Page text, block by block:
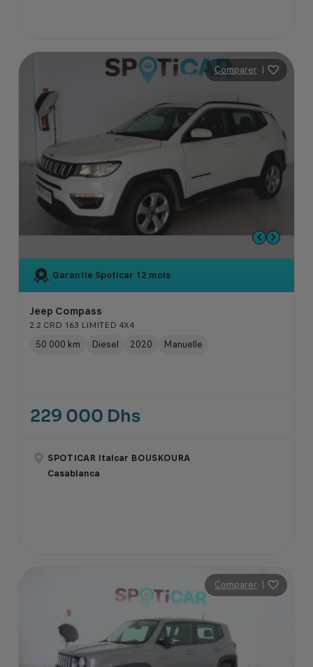
Comparer |
Garantie Spoticar 12 mois
Jeep Compass
2.2 CRD 163 LIMITED 4X4
50 000 km Diesel 2020 Manuelle
229 000 Dhs
SPOTICAR Italcar BOUSKOURA
Casablanca
Comparer |